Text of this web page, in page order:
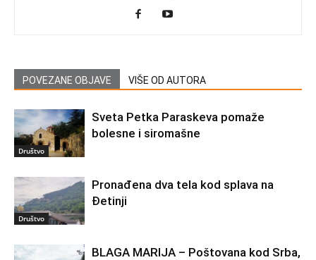
POVEZANE OBJAVE VIŠE OD AUTORA
Društvo
Sveta Petka Paraskeva pomaže
bolesne i siromašne
Društvo
Pronađena dva tela kod splava na
Đetinji
BLAGA MARIJA – Poštovana kod Srba,